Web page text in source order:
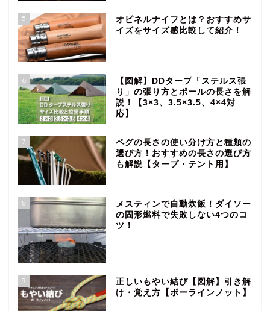
5
オピネルナイフとは？おすすめサ
イズをサイズ感比較して紹介！
6
【図解】DDタープ「ステルス張
り」の張り方とポールの長さを解
説！【3×3、3.5×3.5、4×4対
応】
7
ペグの長さの使い分け方と種類の
選び方！おすすめの長さの選び方
も解説【タープ・テント用】
8
メスティンで自動炊飯！ダイソー
の固形燃料で失敗しない4つのコ
ツ！
9
正しいもやい結び【図解】引き解
け・覚え方【ボーラインノット】